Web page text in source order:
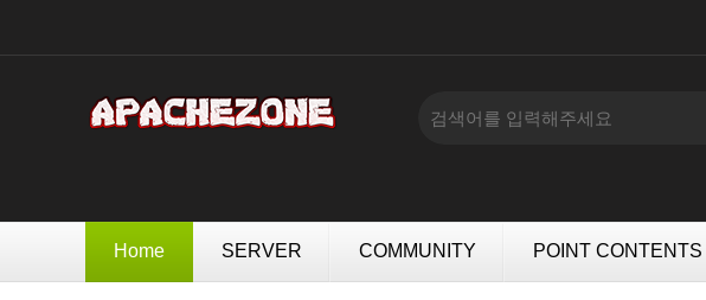
Home SERVER COMMUNITY POINT CONTENTS